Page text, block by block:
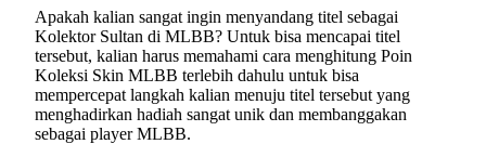
Apakah kalian sangat ingin menyandang titel sebagai
Kolektor Sultan di MLBB? Untuk bisa mencapai titel
tersebut, kalian harus memahami cara menghitung Poin
Koleksi Skin MLBB terlebih dahulu untuk bisa
mempercepat langkah kalian menuju titel tersebut yang
menghadirkan hadiah sangat unik dan membanggakan
sebagai player MLBB.